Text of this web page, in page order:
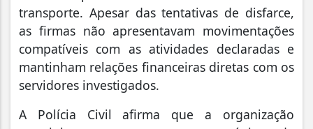
transporte. Apesar das tentativas de disfarce,
as firmas não apresentavam movimentações
compatíveis com as atividades declaradas e
mantinham relações financeiras diretas com os
servidores investigados.
A Polícia Civil afirma que a organização